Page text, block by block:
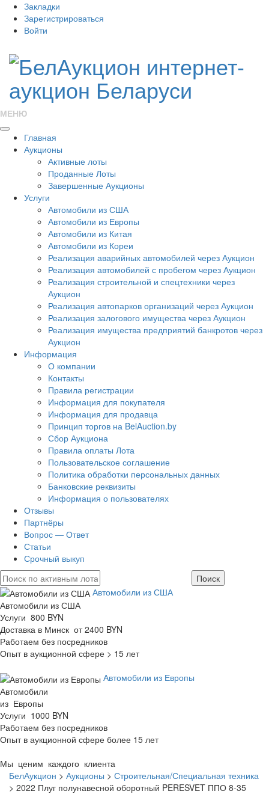
Закладки
Зарегистрироваться
Войти
МЕНЮ
Главная
Аукционы
Активные лоты
Проданные Лоты
Завершенные Аукционы
Услуги
Автомобили из США
Автомобили из Европы
Автомобили из Китая
Автомобили из Кореи
Реализация аварийных автомобилей через Аукцион
Реализация автомобилей с пробегом через Аукцион
Реализация строительной и спецтехники через
Аукцион
Реализация автопарков организаций через Аукцион
Реализация залогового имущества через Аукцион
Реализация имущества предприятий банкротов через
Аукцион
Информация
О компании
Контакты
Правила регистрации
Информация для покупателя
Информация для продавца
Принцип торгов на BelAuction.by
Сбор Аукциона
Правила оплаты Лота
Пользовательское соглашение
Политика обработки персональных данных
Банковские реквизиты
Информация о пользователях
Отзывы
Партнёры
Вопрос — Ответ
Статьи
Срочный выкуп
Автомобили из США
Автомобили из США
Услуги 800 BYN
Доставка в Минск от 2400 BYN
Работаем без посредников
Опыт в аукционной сфере > 15 лет
Автомобили из Европы
Автомобили
из Европы
Услуги 1000 BYN
Работаем без посредников
Опыт в аукционной сфере более 15 лет
Мы ценим каждого клиента
БелАукцион > Аукционы > Строительная/Специальная техника
> 2022 Плуг полунавесной оборотный PERESVET ППО 8-35